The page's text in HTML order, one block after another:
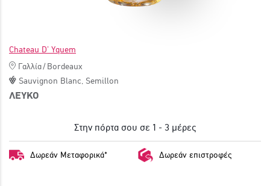
Chateau D' Yquem
Γαλλία/Bordeaux
Sauvignon Blanc Semillon
ΛΕΥΚΟ
Στην πόρτα σου σε 1 - 3 μέρες
Δωρεάν Μεταφορικά* Δωρεάν επιστροφές